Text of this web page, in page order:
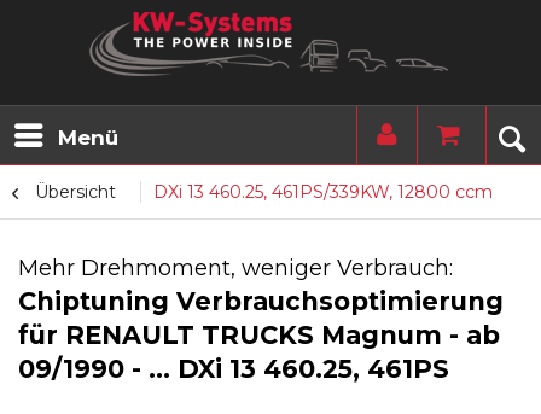
Menü
Übersicht DXi 13 460.25, 461PS/339KW, 12800 ccm
Mehr Drehmoment, weniger Verbrauch:
Chiptuning Verbrauchsoptimierung
für RENAULT TRUCKS Magnum - ab
09/1990 - ... DXi 13 460.25, 461PS